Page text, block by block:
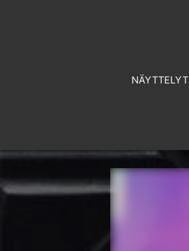
NÄYTTELYT